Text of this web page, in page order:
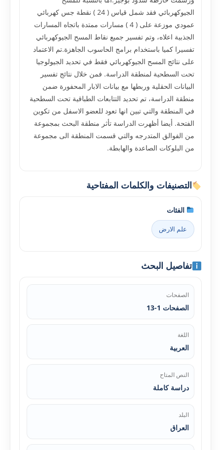
الجيوكهربائي فقد شمل قياس ( 24 ) نقطة جس كهربائي
عمودي موزعة على ( 4 ) مسارات ممتدة باتجاه المسارات
الجذبية اعلاه، وتم تفسير جميع نقاط المسح الجيوكهربائي
تفسيرا كميا باستخدام برامج الحاسوب الجاهزة.تم الاعتماد
على نتائج المسح الجيوكهربائي فقط في تحديد الجيولوجيا
تحت السطحية لمنطقة الدراسة. فمن خلال نتائج تفسير
البيانات الحقلية وربطها مع بيانات الابار المحفورة ضمن
منطقة الدراسة، تم تحديد التتابعات الطباقية تحت السطحية
في المنطقة والتي تبين انها تعود للعضو الاسفل من تكوين
الفتحة. أيضا أظهرت الدراسة تأثر منطقة البحث بمجموعة
من الفوالق المتدرجه والتي قسمت المنطقة الى مجموعة
من البلوكات الصاعدة والهابطة.
التصنيفات والكلمات المفتاحية
الفئات
علم الارض
تفاصيل البحث
الصفحات
الصفحات 1-13
اللغة
العربية
النص المتاح
دراسة كاملة
البلد
العراق